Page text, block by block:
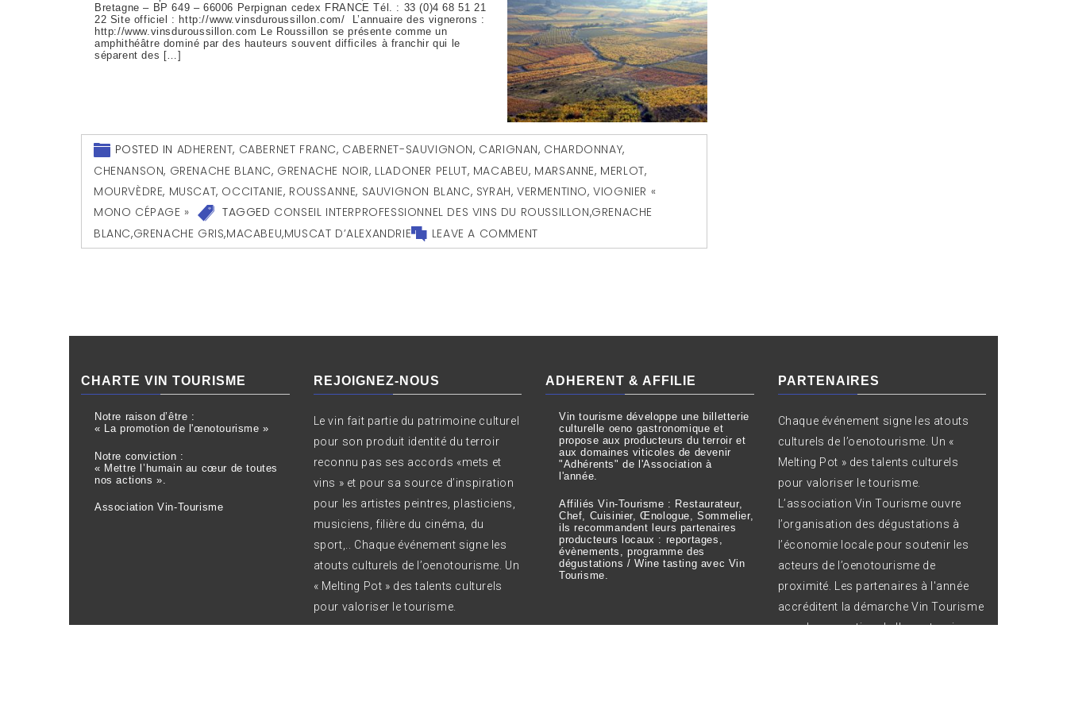
Bretagne – BP 649 – 66006 Perpignan cedex FRANCE Tél. : 33 (0)4 68 51 21
22 Site officiel : http://www.vinsduroussillon.com/ L’annuaire des vignerons :
http://www.vinsduroussillon.com Le Roussillon se présente comme un
amphithéâtre dominé par des hauteurs souvent difficiles à franchir qui le
séparent des […]
POSTED IN ADHERENT, CABERNET FRANC, CABERNET-SAUVIGNON, CARIGNAN, CHARDONNAY,
CHENANSON, GRENACHE BLANC, GRENACHE NOIR, LLADONER PELUT, MACABEU, MARSANNE, MERLOT,
MOURVÈDRE, MUSCAT, OCCITANIE, ROUSSANNE, SAUVIGNON BLANC, SYRAH,VERMENTINO,VIOGNIER «
MONO CÉPAGE »
TAGGED CONSEIL INTERPROFESSIONNEL DES VINS DU ROUSSILLON,GRENACHE
BLANC,GRENACHE GRIS,MACABEU,MUSCAT D’ALEXANDRIE LEAVE A COMMENT
CHARTE VIN TOURISME
Notre raison d’être :
« La promotion de l'œnotourisme »
Notre conviction :
« Mettre l’humain au cœur de toutes
nos actions ».
Association Vin-Tourisme
REJOIGNEZ-NOUS
Le vin fait partie du patrimoine culturel
pour son produit identité du terroir
reconnu pas ses accords «mets et
vins » et pour sa source d’inspiration
pour les artistes peintres, plasticiens,
musiciens, filière du cinéma, du
sport,.. Chaque événement signe les
atouts culturels de l’oenotourisme. Un
« Melting Pot » des talents culturels
pour valoriser le tourisme.
ADHERENT & AFFILIE
Vin tourisme développe une billetterie
culturelle oeno gastronomique et
propose aux producteurs du terroir et
aux domaines viticoles de devenir
"Adhérents" de l'Association à
l'année.
Affiliés Vin-Tourisme : Restaurateur,
Chef, Cuisinier, Œnologue, Sommelier,
ils recommandent leurs partenaires
producteurs locaux : reportages,
évènements, programme des
dégustations / Wine tasting avec Vin
Tourisme.
PARTENAIRES
Chaque événement signe les atouts
culturels de l’oenotourisme. Un «
Melting Pot » des talents culturels
pour valoriser le tourisme.
L’association Vin Tourisme ouvre
l’organisation des dégustations à
l’économie locale pour soutenir les
acteurs de l’oenotourisme de
proximité. Les partenaires à l'année
accréditent la démarche Vin Tourisme
pour la promotion de l'oenotourisme.